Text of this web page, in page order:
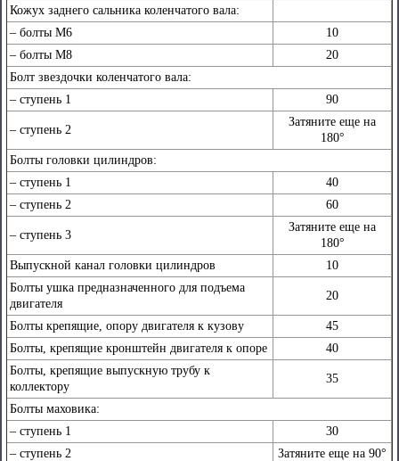
Кожух заднего сальника коленчатого вала:
– болты М6
10
– болты М8
20
Болт звездочки коленчатого вала:
– cтупень 1
90
– cтупень 2
Затяните еще на
180°
Болты головки цилиндров:
– cтупень 1
40
– cтупень 2
60
– cтупень 3
Затяните еще на
180°
Выпускной канал головки цилиндров
10
Болты ушка предназначенного для подъема
двигателя
20
Болты крепящие, опору двигателя к кузову
45
Болты, крепящие кронштейн двигателя к опоре
40
Болты, крепящие выпускную трубу к
коллектору
35
Болты маховика:
– cтупень 1
30
– cтупень 2
Затяните еще на 90°